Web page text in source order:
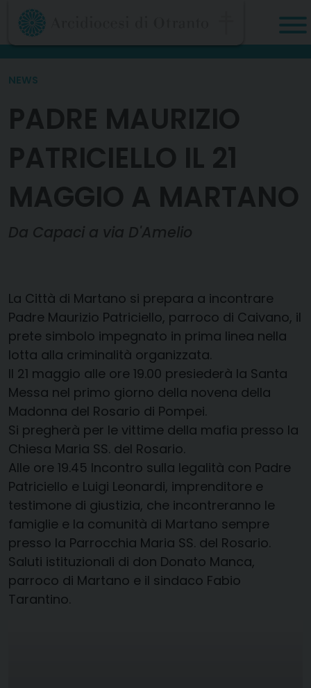
Skip
content
NEWS
PADRE MAURIZIO
PATRICIELLO IL 21
MAGGIO A MARTANO
Da Capaci a via D'Amelio
La Città di Martano si prepara a incontrare
Padre Maurizio Patriciello, parroco di Caivano, il
prete simbolo impegnato in prima linea nella
lotta alla criminalità organizzata.
Il 21 maggio alle ore 19.00 presiederà la Santa
Messa nel primo giorno della novena della
Madonna del Rosario di Pompei.
Si pregherà per le vittime della mafia presso la
Chiesa Maria SS. del Rosario.
Alle ore 19.45 Incontro sulla legalità con Padre
Patriciello e Luigi Leonardi, imprenditore e
testimone di giustizia, che incontreranno le
famiglie e la comunità di Martano sempre
presso la Parrocchia Maria SS. del Rosario.
Saluti istituzionali di don Donato Manca,
parroco di Martano e il sindaco Fabio
Tarantino.